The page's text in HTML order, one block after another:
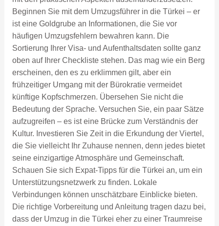
Beginnen Sie mit dem Umzugsführer in die Türkei – er
ist eine Goldgrube an Informationen, die Sie vor
häufigen Umzugsfehlern bewahren kann. Die
Sortierung Ihrer Visa- und Aufenthaltsdaten sollte ganz
oben auf Ihrer Checkliste stehen. Das mag wie ein Berg
erscheinen, den es zu erklimmen gilt, aber ein
frühzeitiger Umgang mit der Bürokratie vermeidet
künftige Kopfschmerzen. Übersehen Sie nicht die
Bedeutung der Sprache. Versuchen Sie, ein paar Sätze
aufzugreifen – es ist eine Brücke zum Verständnis der
Kultur. Investieren Sie Zeit in die Erkundung der Viertel,
die Sie vielleicht Ihr Zuhause nennen, denn jedes bietet
seine einzigartige Atmosphäre und Gemeinschaft.
Schauen Sie sich Expat-Tipps für die Türkei an, um ein
Unterstützungsnetzwerk zu finden. Lokale
Verbindungen können unschätzbare Einblicke bieten.
Die richtige Vorbereitung und Anleitung tragen dazu bei,
dass der Umzug in die Türkei eher zu einer Traumreise